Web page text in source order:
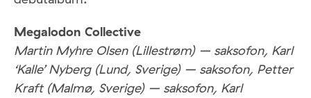
Megalodon Collective
Martin Myhre Olsen (Lillestrøm) – saksofon, Karl
‘Kalle’ Nyberg (Lund, Sverige) – saksofon, Petter
Kraft (Malmø, Sverige) – saksofon, Karl